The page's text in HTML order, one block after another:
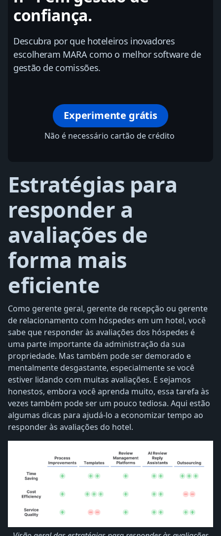
confiança.
Descubra por que hoteleiros inovadores
escolheram MARA como o melhor software de
gestão de comissões.
Experimente grátis
Não é necessário cartão de crédito
Estratégias para
responder a
avaliações de
forma mais
eficiente
Como gerente geral, gerente de recepção ou gerente
de relacionamento com hóspedes em um hotel, você
sabe que responder às avaliações dos hóspedes é
uma parte importante da administração da sua
propriedade. Mas também pode ser demorado e
mentalmente desgastante, especialmente se você
estiver lidando com muitas avaliações. E sejamos
honestos, embora você aprenda muito, essa tarefa às
vezes também pode ser um pouco tediosa. Aqui estão
algumas dicas para ajudá-lo a economizar tempo ao
responder às avaliações do hotel.